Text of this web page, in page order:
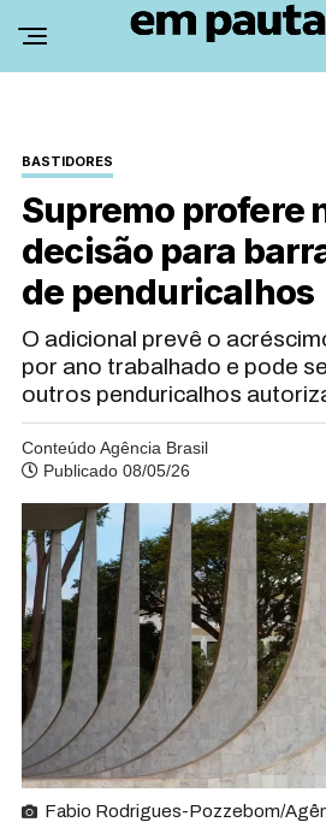
BASTIDORES
Supremo profere
decisão para
de penduricalhos
O adicional prevê o
por ano trabalhado e pode
outros penduricalhos
Conteúdo Agência Brasil
Publicado 08/05/26
Fabio Rodrigues-Pozzebom/